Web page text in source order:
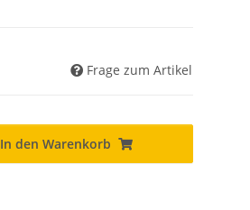
Frage zum Artikel
In den Warenkorb